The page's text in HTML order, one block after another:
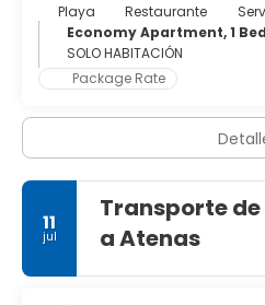
Playa
Restaurante
Economy Apartment, 1
SOLO HABITACIÓN
Package Rate
11
jul
Transporte
a Atenas